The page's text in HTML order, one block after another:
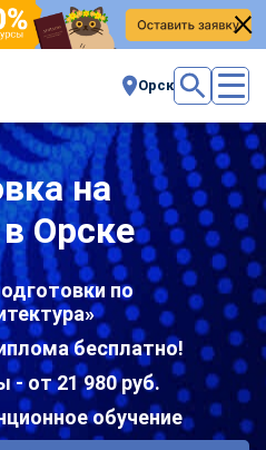
Орск
на
Орске
по
бесплатно!
- от 21 980 руб.
обучение